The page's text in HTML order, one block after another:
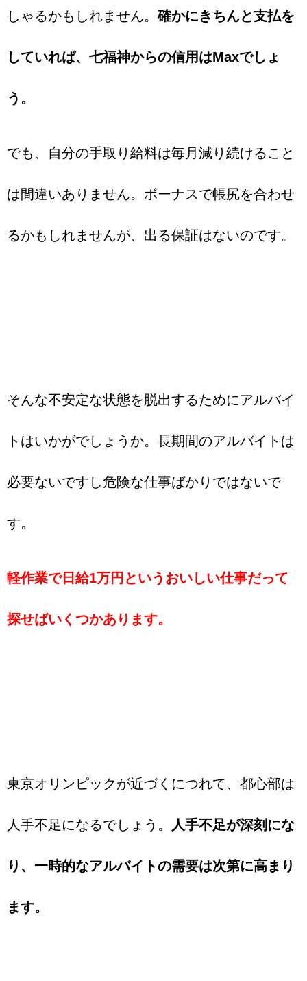
しゃるかもしれません。 確かにきちんと支払を
していれば、七福神からの信用はMaxでしょ
う。
でも、自分の手取り給料は毎月減り続けること
は間違いありません。ボーナスで帳尻を合わせ
るかもしれませんが、出る保証はないのです。
そんな不安定な状態を脱出するためにアルバイ
トはいかがでしょうか。長期間のアルバイトは
必要ないですし危険な仕事ばかりではないで
す。
軽作業で日給1万円というおいしい仕事だって
探せばいくつかあります。
東京オリンピックが近づくにつれて、都心部は
人手不足になるでしょう。 人手不足が深刻にな
り、一時的なアルバイトの需要は次第に高まり
ます。